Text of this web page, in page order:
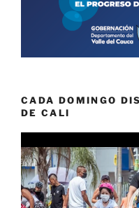
CADA DOMINGO
DE CALI
de
vídeo